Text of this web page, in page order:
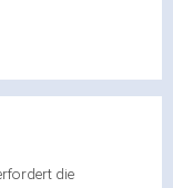
die